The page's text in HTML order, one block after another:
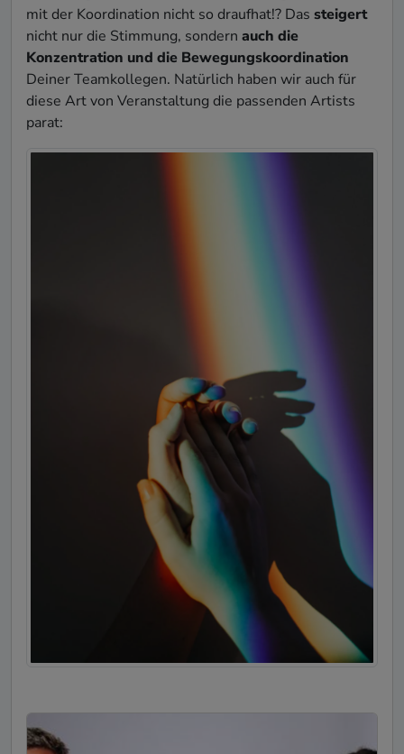
mit der Koordination nicht so draufhat!? Das steigert
nicht nur die Stimmung, sondern auch die
Konzentration und die Bewegungskoordination
Deiner Teamkollegen. Natürlich haben wir auch für
diese Art von Veranstaltung die passenden Artists
parat: